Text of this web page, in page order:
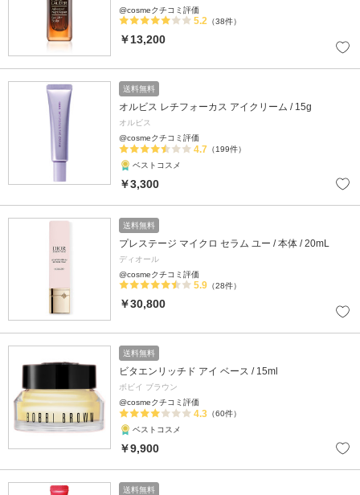
@cosmeクチコミ評価
5.2 （38件）
￥13,200
送料無料
オルビス レチフォーカス アイクリーム / 15g
オルビス
@cosmeクチコミ評価
4.7 （199件）
ベストコスメ
￥3,300
送料無料
プレステージ マイクロ セラム ユー / 本体 / 20mL
ディオール
@cosmeクチコミ評価
5.9 （28件）
￥30,800
送料無料
ビタエンリッチド アイ ベース / 15ml
ボビイ ブラウン
@cosmeクチコミ評価
4.3 （60件）
ベストコスメ
￥9,900
送料無料